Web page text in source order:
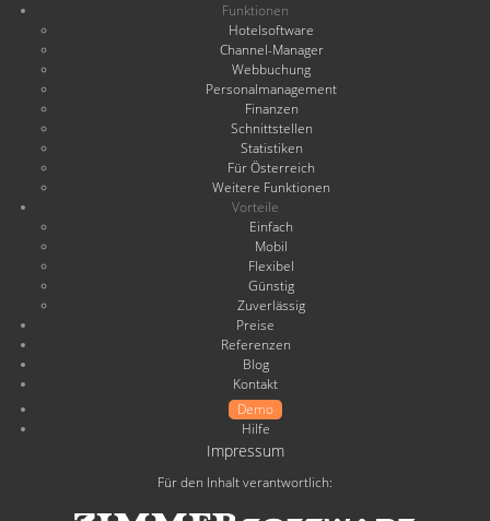
Funktionen
Hotelsoftware
Channel-Manager
Webbuchung
Personalmanagement
Finanzen
Schnittstellen
Statistiken
Für Österreich
Weitere Funktionen
Vorteile
Einfach
Mobil
Flexibel
Günstig
Zuverlässig
Preise
Referenzen
Blog
Kontakt
Demo
Hilfe
Impressum
Für den Inhalt verantwortlich: